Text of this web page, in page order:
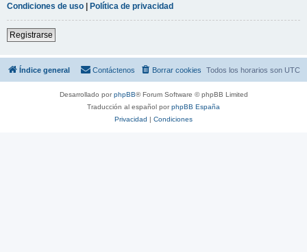
Condiciones de uso | Política de privacidad
Registrarse
Índice general Todos los horarios son UTC
Borrar cookies
Contáctenos
Desarrollado porphpBB® Forum Software © phpBB Limited
Traducción al español porphpBB España
Privacidad | Condiciones